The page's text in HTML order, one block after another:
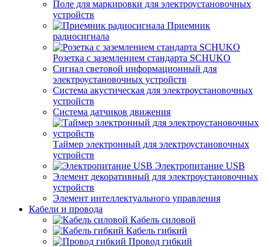
Поле для маркировки для электроустановочных
устройств
Приемник
радиосигнала
Розетка с заземлением стандарта SCHUKO
Сигнал световой информационный для
электроустановочных устройств
Система акустическая для электроустановочных
устройств
Система датчиков движения
Таймер электронный для электроустановочных
устройств
Электропитание USB
Элемент декоративный для электроустановочных
устройств
Элемент интеллектуального управления
Кабели и провода
Кабель силовой
Кабель гибкий
Провод гибкий